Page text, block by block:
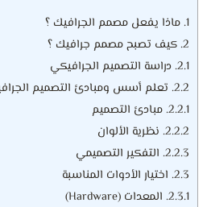
1. ماذا يفعل مصمم الجرافيك ؟
2. كيف تصبح مصمم جرافيك ؟
2.1. دراسة التصميم الجرافيكي
2.2. تعلم أسس ومبادئ التصميم
2.2.1. مبادئ التصميم
2.2.2. نظرية الألوان
2.2.3. التفكير التصميمي
2.3. اختيار الأدوات المناسبة
2.3.1. المعدات (Hardware)